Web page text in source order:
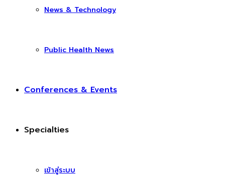
News & Technology
Public Health News
Conferences & Events
Specialties
เข้าสู่ระบบ